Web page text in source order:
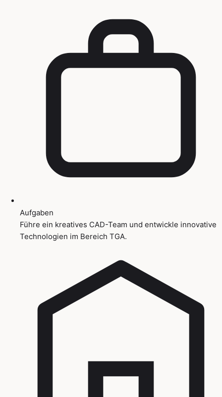
Aufgaben
Führe ein kreatives CAD-Team und entwickle innovative
Technologien im Bereich TGA.